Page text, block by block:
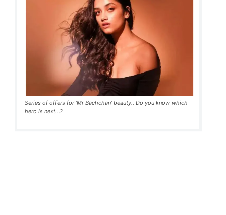
Series of offers for 'Mr Bachchan' beauty.. Do you know which
hero is next...?